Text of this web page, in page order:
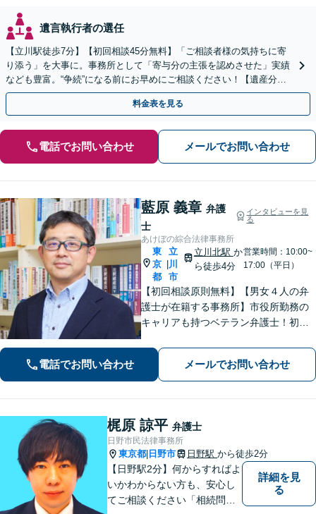
遺言執行者の選任
【立川駅徒歩7分】【初回相談45分無料】「ご相談者様の気持ちに寄
り添う」を大事に。事務所として「寄与分の主張を認めさせた」実績
なども豊富。“争続”になる前にお早めにご相談ください！【遺産分割
／遺留分侵害額請求／相続放棄／生前贈与／遺言作成】
料金表を見る
電話でお問い合わせ メールでお問い合わせ
藍原 義章 弁護
士
インタビューを見
る
あけぼの綜合法律事務所
東
京
都
立
川
市
立川北駅 か
ら徒歩4分
営業時間：10:00~
17:00（平日）
【初回相談原則無料】【男女４人の弁
護士が在籍する事務所】市役所勤務の
キャリアも持つベテラン弁護士！初回
をレジュメにしてご提供します。離婚
問題、不動産・住まい、借金、労働雇
用、企業法務など
電話でお問い合わせ メールでお問い合わせ
梶原 諒平 弁護士
日野市民法律事務所
東京都 日野市 日野駅 から徒歩2分
【日野駅2分】何からすればよ
いかわからない方も、安心し
てご相談ください「相続問
詳細を見
る